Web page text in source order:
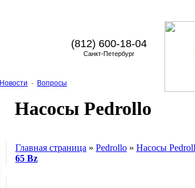
(812) 600-18-04
Санкт-Петербург
Новости · Вопросы
Насосы Pedrollo
Главная страница » Pedrollo » Насосы
65 Bz